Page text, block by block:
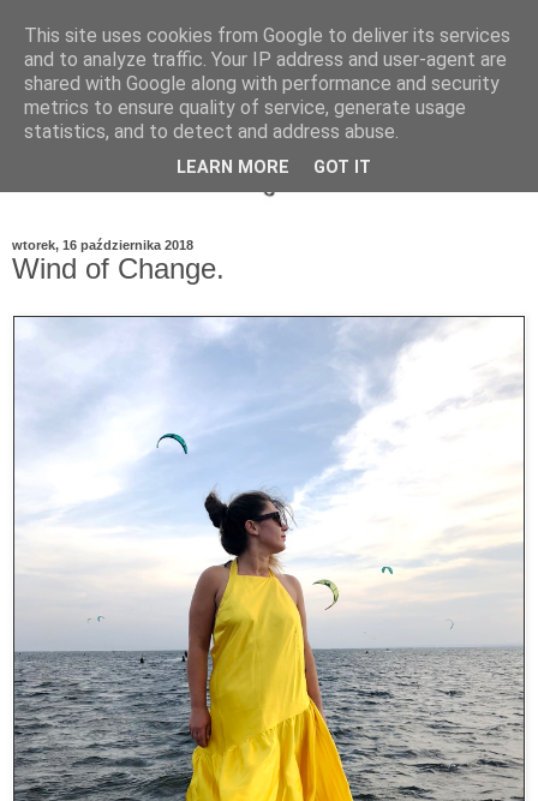
wtorek, 16 października 2018
Wind of Change.
This site uses cookies from Google to deliver its services
and to analyze traffic. Your IP address and user-agent are
shared with Google along with performance and security
metrics to ensure quality of service, generate usage
statistics, and to detect and address abuse.
LEARN MORE GOT IT